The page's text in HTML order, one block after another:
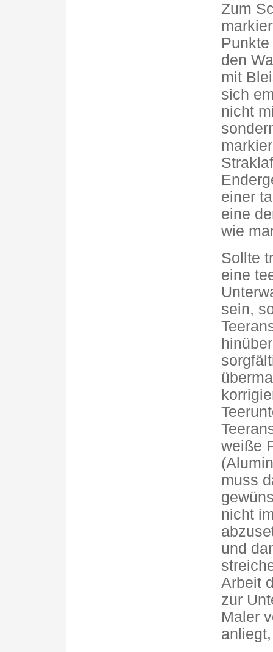
Zum
den
mit
sich
nicht
einer
eine
wie
Sollte
eine
sein,
weiße
muss
nicht
und
Arbeit
zur
Maler